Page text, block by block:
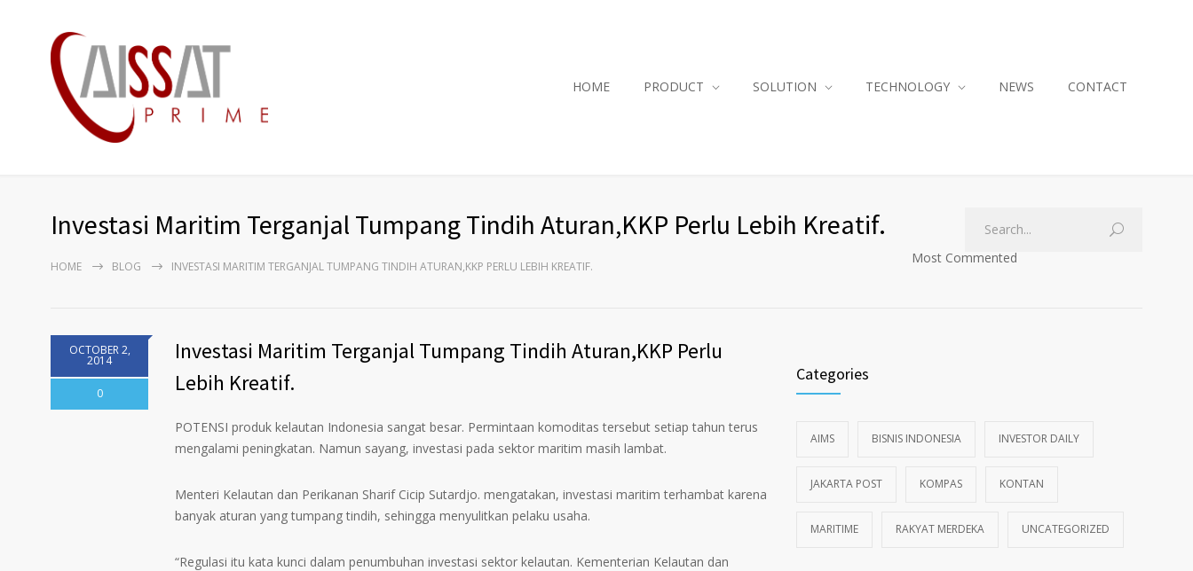
HOME PRODUCT SOLUTION TECHNOLOGY NEWS CONTACT
Investasi Maritim Terganjal Tumpang Tindih Aturan,KKP Perlu Lebih Kreatif.
HOME BLOG INVESTASI MARITIM TERGANJAL TUMPANG TINDIH ATURAN,KKP PERLU LEBIH KREATIF.
Most Commented
OCTOBER 2,
2014
0
Investasi Maritim Terganjal Tumpang Tindih Aturan,KKP Perlu
Lebih Kreatif.
POTENSI produk kelautan Indonesia sangat besar. Permintaan komoditas tersebut setiap tahun terus
mengalami peningkatan. Namun sayang, investasi pada sektor maritim masih lambat.
Menteri Kelautan dan Perikanan Sharif Cicip Sutardjo. mengatakan, investasi maritim terhambat karena
banyak aturan yang tumpang tindih, sehingga menyulitkan pelaku usaha.
“Regulasi itu kata kunci dalam penumbuhan investasi sektor kelautan. Kementerian Kelautan dan
Categories
AIMS BISNIS INDONESIA INVESTOR DAILY
JAKARTA POST KOMPAS KONTAN
MARITIME RAKYAT MERDEKA UNCATEGORIZED